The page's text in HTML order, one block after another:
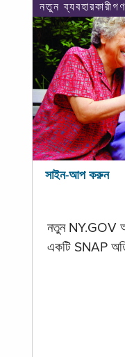
নতুন ব্যবহারকারীগণ
সাইন-আপ করুন
নতুন NY.GOV
একটি SNAP